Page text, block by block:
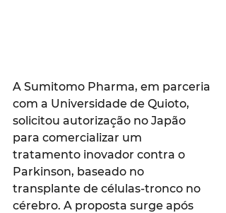
A Sumitomo Pharma, em parceria
com a Universidade de Quioto,
solicitou autorização no Japão
para comercializar um
tratamento inovador contra o
Parkinson, baseado no
transplante de células-tronco no
cérebro. A proposta surge após